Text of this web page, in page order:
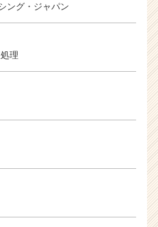
ング・ジャパン
理